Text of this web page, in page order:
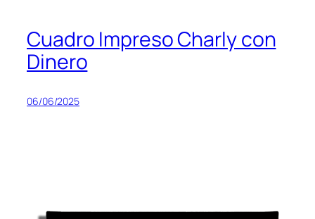
Cuadro Impreso Charly con
Dinero
06/06/2025